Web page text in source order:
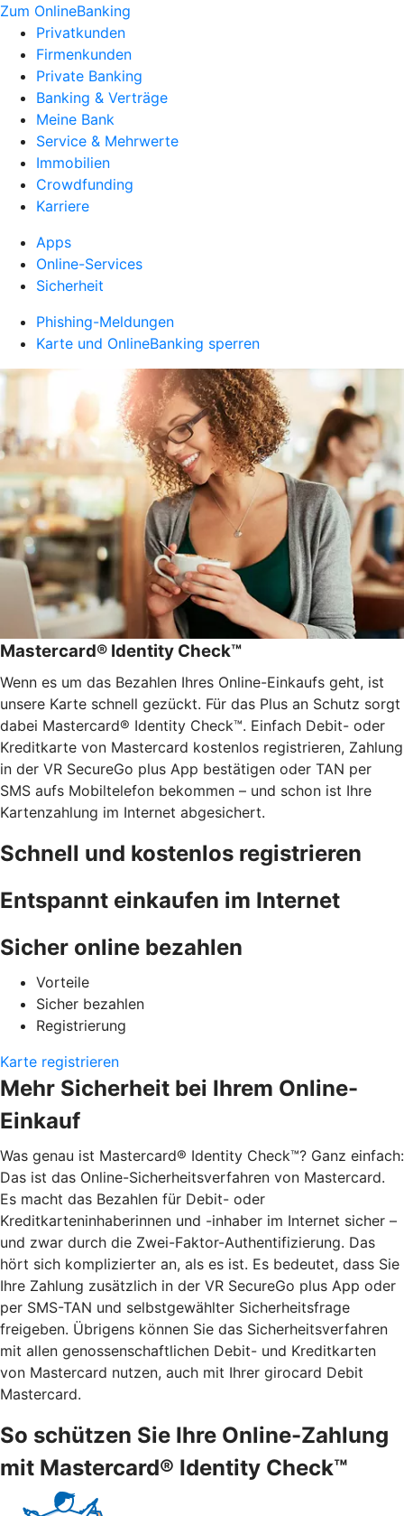
Zum OnlineBanking
Privatkunden
Firmenkunden
Private Banking
Banking & Verträge
Meine Bank
Service & Mehrwerte
Immobilien
Crowdfunding
Karriere
Apps
Online-Services
Sicherheit
Phishing-Meldungen
Karte und OnlineBanking sperren
Mastercard® Identity Check™
Wenn es um das Bezahlen Ihres Online-Einkaufs geht, ist
unsere Karte schnell gezückt. Für das Plus an Schutz sorgt
dabei Mastercard® Identity Check™. Einfach Debit- oder
Kreditkarte von Mastercard kostenlos registrieren, Zahlung
in der VR SecureGo plus App bestätigen oder TAN per
SMS aufs Mobiltelefon bekommen – und schon ist Ihre
Kartenzahlung im Internet abgesichert.
Schnell und kostenlos registrieren
Entspannt einkaufen im Internet
Sicher online bezahlen
Vorteile
Sicher bezahlen
Registrierung
Karte registrieren
Mehr Sicherheit bei Ihrem Online-
Einkauf
Was genau ist Mastercard® Identity Check™? Ganz einfach:
Das ist das Online-Sicherheitsverfahren von Mastercard.
Es macht das Bezahlen für Debit- oder
Kreditkarteninhaberinnen und -inhaber im Internet sicher –
und zwar durch die Zwei-Faktor-Authentifizierung. Das
hört sich komplizierter an, als es ist. Es bedeutet, dass Sie
Ihre Zahlung zusätzlich in der VR SecureGo plus App oder
per SMS-TAN und selbstgewählter Sicherheitsfrage
freigeben. Übrigens können Sie das Sicherheitsverfahren
mit allen genossenschaftlichen Debit- und Kreditkarten
von Mastercard nutzen, auch mit Ihrer girocard Debit
Mastercard.
So schützen Sie Ihre Online-Zahlung
mit Mastercard® Identity Check™